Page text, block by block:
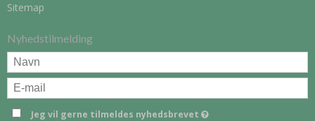
Sitemap
Nyhedstilmelding
Jeg vil gerne tilmeldes nyhedsbrevet